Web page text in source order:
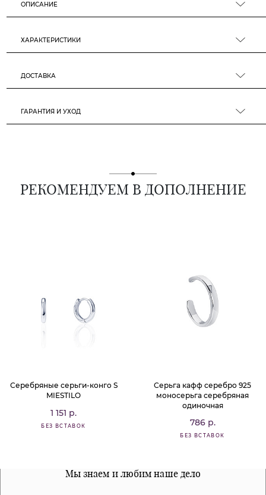
ОПИСАНИЕ
ХАРАКТЕРИСТИКИ
ДОСТАВКА
ГАРАНТИЯ И УХОД
РЕКОМЕНДУЕМ В ДОПОЛНЕНИЕ
Серебряные серьги-конго S
MIESTILO
1 151 р.
БЕЗ ВСТАВОК
Серьга кафф серебро 925
моносерьга серебряная
одиночная
786 р.
БЕЗ ВСТАВОК
Мы знаем и любим наше дело
Все наши материалы гипоалергенны
Примерка перед покупкой